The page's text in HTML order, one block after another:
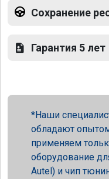
Сохранение
Гарантия 5 лет
Наши
обладают
применяем
оборудование
Autel) и чип